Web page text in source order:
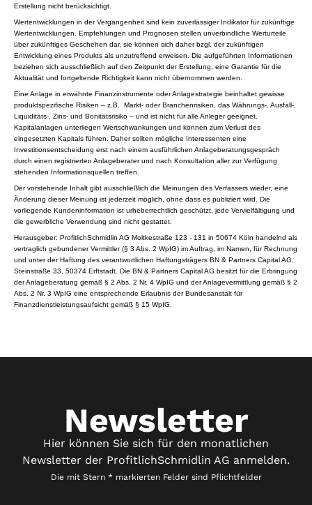
Erstellung nicht berücksichtigt.
Wertentwicklungen in der Vergangenheit sind kein zuverlässiger Indikator für zukünftige
Wertentwicklungen. Empfehlungen und Prognosen stellen unverbindliche Werturteile
über zukünftiges Geschehen dar, sie können sich daher bzgl. der zukünftigen
Entwicklung eines Produkts als unzutreffend erweisen. Die aufgeführten Informationen
beziehen sich ausschließlich auf den Zeitpunkt der Erstellung, eine Garantie für die
Aktualität und fortgeltende Richtigkeit kann nicht übernommen werden.
Eine Anlage in erwähnte Finanzinstrumente oder Anlagestrategie beinhaltet gewisse
produktspezifische Risiken – z.B. Markt- oder Branchenrisiken, das Währungs-, Ausfall-,
Liquiditäts-, Zins- und Bonitätsrisiko – und ist nicht für alle Anleger geeignet.
Kapitalanlagen unterliegen Wertschwankungen und können zum Verlust des
eingesetzten Kapitals führen. Daher sollten mögliche Interessenten eine
Investitionsentscheidung erst nach einem ausführlichen Anlageberatungsgespräch
durch einen registrierten Anlageberater und nach Konsultation aller zur Verfügung
stehenden Informationsquellen treffen.
Der vorstehende Inhalt gibt ausschließlich die Meinungen des Verfassers wieder, eine
Änderung dieser Meinung ist jederzeit möglich, ohne dass es publiziert wird. Die
vorliegende Kundeninformation ist urheberrechtlich geschützt, jede Vervielfältigung und
die gewerbliche Verwendung sind nicht gestattet.
Herausgeber: ProfitlichSchmidlin AG Moltkestraße 123 - 131 in 50674 Köln handelnd als
vertraglich gebundener Vermittler (§ 3 Abs. 2 WpIG) im Auftrag, im Namen, für Rechnung
und unter der Haftung des verantwortlichen Haftungsträgers BN & Partners Capital AG,
Steinstraße 33, 50374 Erftstadt. Die BN & Partners Capital AG besitzt für die Erbringung
der Anlageberatung gemäß § 2 Abs. 2 Nr. 4 WpIG und der Anlagevermittlung gemäß § 2
Abs. 2 Nr. 3 WpIG eine entsprechende Erlaubnis der Bundesanstalt für
Finanzdienstleistungsaufsicht gemäß § 15 WpIG.
Newsletter
Hier können Sie sich für den monatlichen
Newsletter der ProfitlichSchmidlin AG anmelden.
Die mit Stern * markierten Felder sind Pflichtfelder